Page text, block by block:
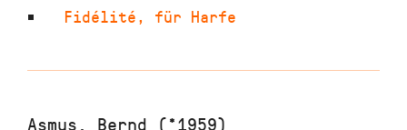
Fidélité, für Harfe
Asmus, Bernd (*1959)